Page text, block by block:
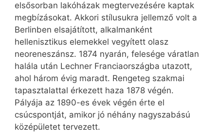
elsősorban lakóházak megtervezésére kaptak
megbízásokat. Akkori stílusukra jellemző volt a
Berlinben elsajátított, alkalmanként
hellenisztikus elemekkel vegyített olasz
neoreneszánsz. 1874 nyarán, felesége váratlan
halála után Lechner Franciaországba utazott,
ahol három évig maradt. Rengeteg szakmai
tapasztalattal érkezett haza 1878 végén.
Pályája az 1890-es évek végén érte el
csúcspontját, amikor jó néhány nagyszabású
középületet tervezett.